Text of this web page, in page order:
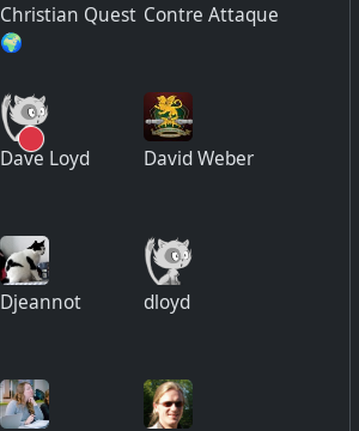
Christian Quest
🌍
Contre Attaque
Dave Loyd David Weber
Djeannot dloyd